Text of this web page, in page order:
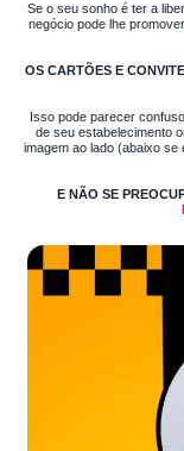
Se o seu sonho é ter a
negócio pode lhe
OS CARTÕES E
Isso pode parecer
de seu estabelecimento
imagem ao lado (abaixo
E NÃO SE